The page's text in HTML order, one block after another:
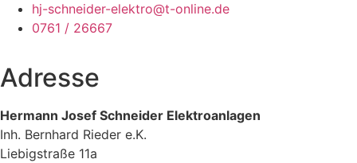
hj-schneider-elektro@t-online.de
0761 / 26667
Adresse
Hermann Josef Schneider Elektroanlagen
Inh. Bernhard Rieder e.K.
Liebigstraße 11a